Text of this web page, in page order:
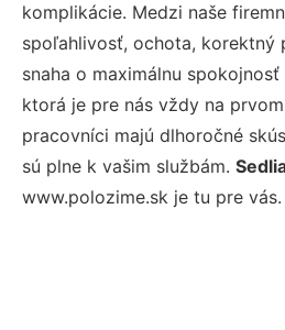
komplikácie. Medzi naše
spoľahlivosť, ochota, korektný
snaha o maximálnu
ktorá je pre nás vždy na
pracovníci majú dlhoročné
sú plne k vašim službám.
www.polozime.sk je tu pre vás.